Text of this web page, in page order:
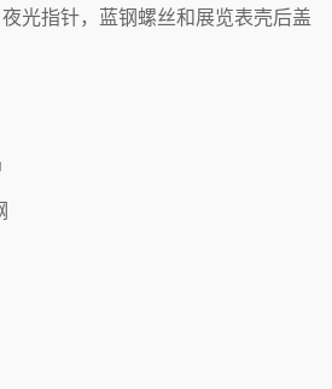
光指针，蓝钢螺丝和展览表壳后盖
your age
not